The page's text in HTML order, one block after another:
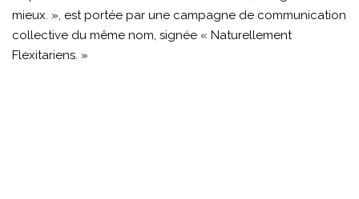
mieux. », est portée par une campagne de communication
collective du même nom, signée « Naturellement
Flexitariens. »